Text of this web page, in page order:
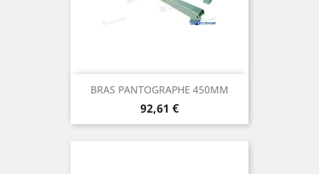
BRAS PANTOGRAPHE 450MM
Prix
92,61 €